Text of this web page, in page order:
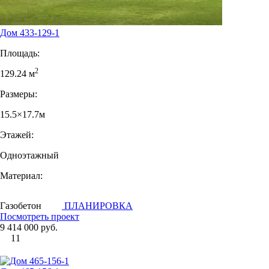
Дом 433-129-1
Площадь:
129.24 м2
Размеры:
15.5×17.7м
Этажей:
Одноэтажный
Материал:
Газобетон
ПЛАНИРОВКА
Посмотреть проект
9 414 000 руб.
11